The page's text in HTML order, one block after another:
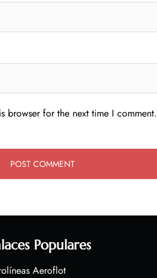
browser for the next time I comment.
Populares
Aeroflot